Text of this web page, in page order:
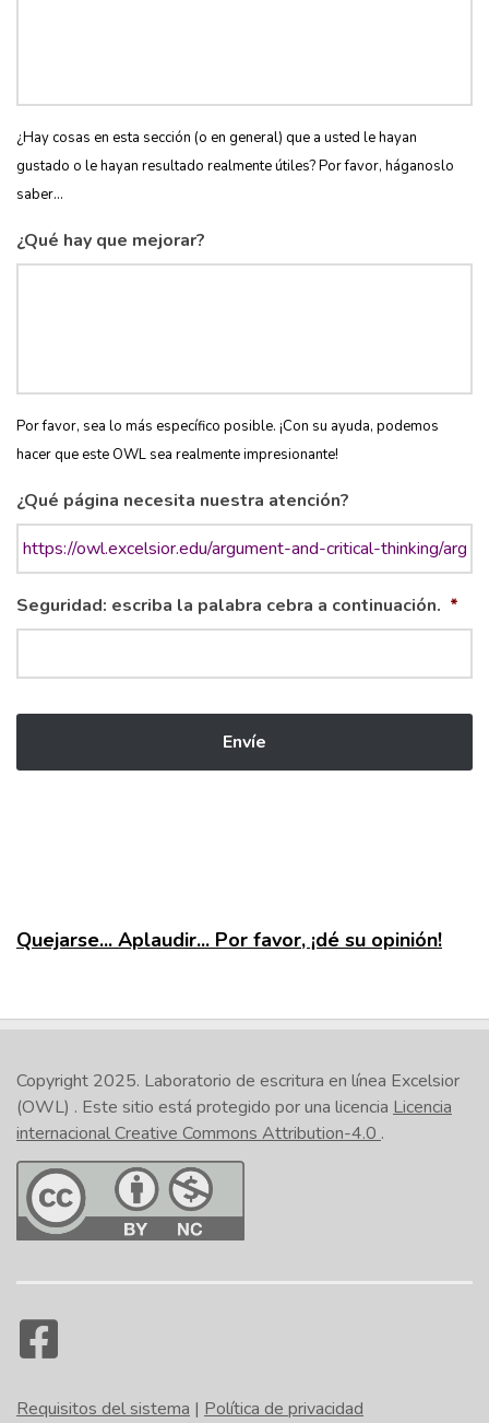
¿Hay cosas en esta sección (o en general) que a usted le hayan
gustado o le hayan resultado realmente útiles? Por favor, háganoslo
saber...
¿Qué hay que mejorar?
Por favor, sea lo más específico posible. ¡Con su ayuda, podemos
hacer que este OWL sea realmente impresionante!
¿Qué página necesita nuestra atención?
Seguridad: escriba la palabra cebra a continuación. *
Quejarse... Aplaudir... Por favor, ¡dé su opinión!
Copyright 2025. Laboratorio de escritura en línea Excelsior
(OWL) . Este sitio está protegido por una licencia Licencia
internacional Creative Commons Attribution-4.0 .
Requisitos del sistema | Política de privacidad